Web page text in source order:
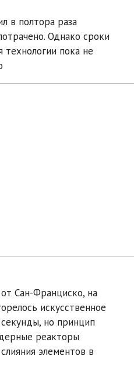
в полтора раза
Однако сроки
пока не
Сан-Франциско, на
искусственное
но принцип
реакторы
элементов в